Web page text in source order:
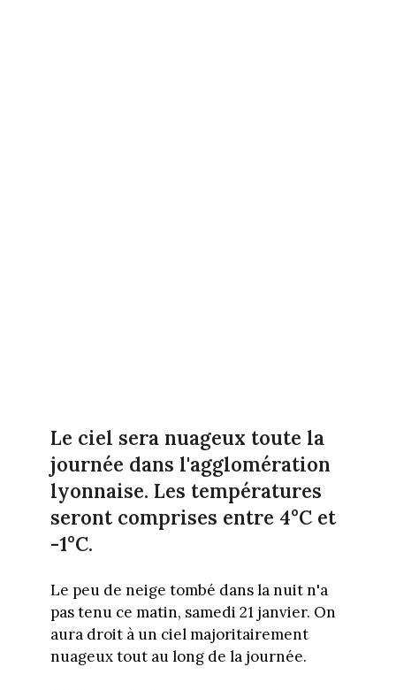
Le ciel sera nuageux toute la
journée dans l'agglomération
lyonnaise. Les températures
seront comprises entre 4°C et
-1°C.
Le peu de neige tombé dans la nuit n'a
pas tenu ce matin, samedi 21 janvier. On
aura droit à un ciel majoritairement
nuageux tout au long de la journée.